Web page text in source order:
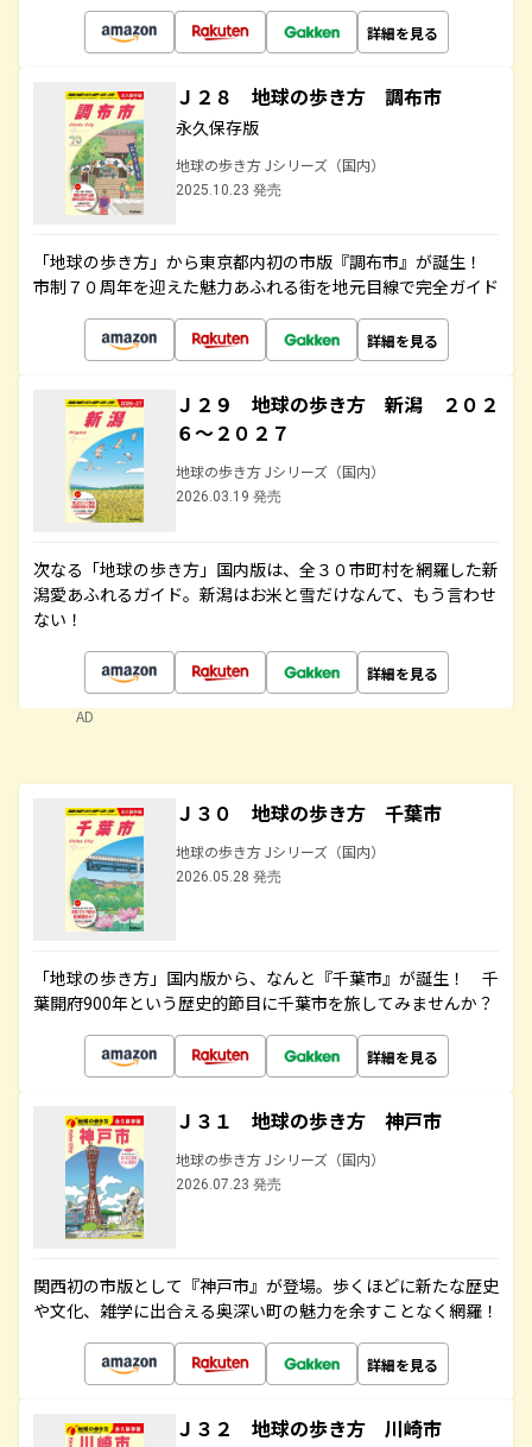
詳細を見る
Ｊ２８ 地球の歩き方 調布市
永久保存版
地球の歩き方 Jシリーズ（国内）
2025.10.23 発売
「地球の歩き方」から東京都内初の市版『調布市』が誕生！
市制７０周年を迎えた魅力あふれる街を地元目線で完全ガイド
詳細を見る
Ｊ２９ 地球の歩き方 新潟 ２０２
６～２０２７
地球の歩き方 Jシリーズ（国内）
2026.03.19 発売
次なる「地球の歩き方」国内版は、全３０市町村を網羅した新
潟愛あふれるガイド。新潟はお米と雪だけなんて、もう言わせ
ない！
詳細を見る
AD
Ｊ３０ 地球の歩き方 千葉市
地球の歩き方 Jシリーズ（国内）
2026.05.28 発売
「地球の歩き方」国内版から、なんと『千葉市』が誕生！ 千
葉開府900年という歴史的節目に千葉市を旅してみませんか？
詳細を見る
Ｊ３１ 地球の歩き方 神戸市
地球の歩き方 Jシリーズ（国内）
2026.07.23 発売
関西初の市版として『神戸市』が登場。歩くほどに新たな歴史
や文化、雑学に出合える奥深い町の魅力を余すことなく網羅！
詳細を見る
Ｊ３２ 地球の歩き方 川崎市